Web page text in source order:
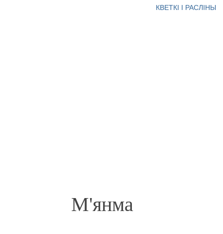
М'янма
КВЕТКІ І РАСЛІНЫ